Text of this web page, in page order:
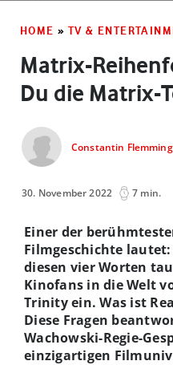
HOME » TV &
Matrix-
Du die Matrix-
Constantin Flemming
30. November 2022 7 min.
Einer der
Filmgeschichte
diesen vier Worten
Kinofans in die Welt
Trinity ein. Was ist
Diese Fragen
Wachowski-Regie-
einzigartigen